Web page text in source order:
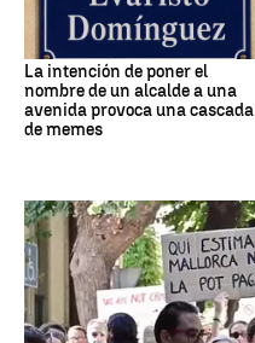
La intención de poner el
nombre de un alcalde a una
avenida provoca una cascada
de memes